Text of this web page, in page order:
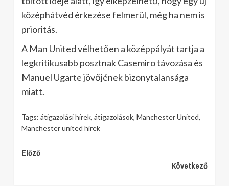
középhátvéd érkezése felmerül, még ha nem is
prioritás.
A Man United vélhetően a középpályát tartja a
legkritikusabb posztnak Casemiro távozása és
Manuel Ugarte jövőjének bizonytalansága
miatt.
Tags: átigazolási hírek, átigazolások, Manchester United,
Manchester united hírek
Continue
Előző
Következő